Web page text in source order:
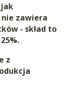
zawiera
- skład to
z